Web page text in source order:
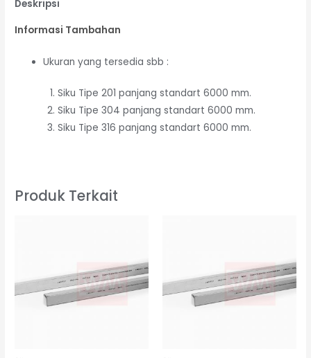
Deskripsi
Informasi Tambahan
Ukuran yang tersedia sbb :
Siku Tipe 201 panjang standart 6000 mm.
Siku Tipe 304 panjang standart 6000 mm.
Siku Tipe 316 panjang standart 6000 mm.
Produk Terkait